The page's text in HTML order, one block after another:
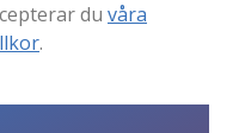
du våra
.